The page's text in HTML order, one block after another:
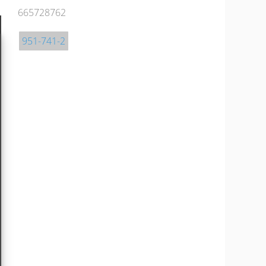
665728762
951-741-2